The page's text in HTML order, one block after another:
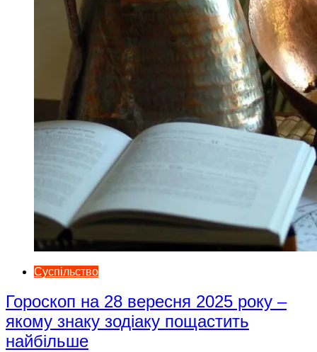
Суспільство
Гороскоп на 28 вересня 2025 року –
якому знаку зодіаку пощастить
найбільше